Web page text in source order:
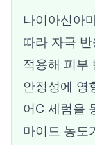
나이아신아
따라 자극
적용해 피부
안정성에 영
어C 세럼을
마이드 농도